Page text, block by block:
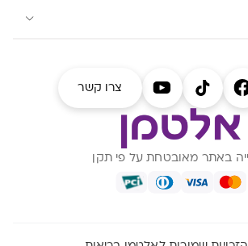
צרו קשר
באתר מאובטחת על פי תקן